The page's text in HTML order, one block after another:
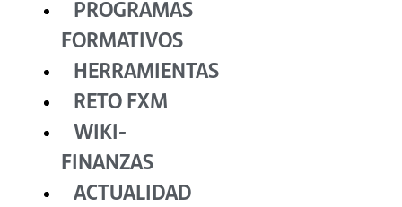
PROGRAMAS
FORMATIVOS
HERRAMIENTAS
RETO FXM
WIKI-
FINANZAS
ACTUALIDAD